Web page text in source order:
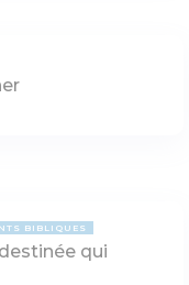
BIBLIQUES
qui